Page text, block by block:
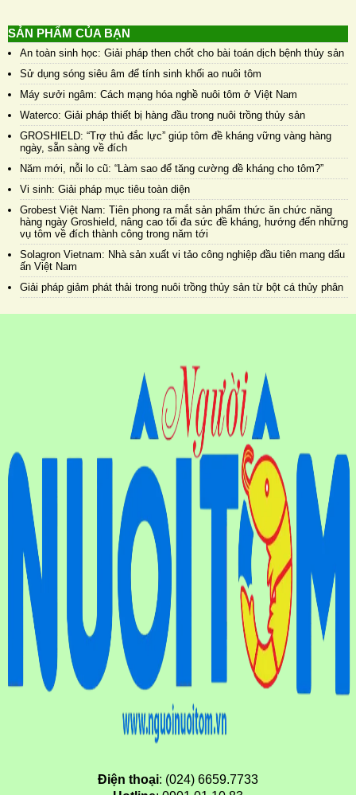
SẢN PHẨM CỦA BẠN
An toàn sinh học: Giải pháp then chốt cho bài toán dịch bệnh thủy sản
Sử dụng sóng siêu âm để tính sinh khối ao nuôi tôm
Máy sưởi ngâm: Cách mạng hóa nghề nuôi tôm ở Việt Nam
Waterco: Giải pháp thiết bị hàng đầu trong nuôi trồng thủy sản
GROSHIELD: “Trợ thủ đắc lực” giúp tôm đề kháng vững vàng hàng
ngày, sẵn sàng về đích
Năm mới, nỗi lo cũ: “Làm sao để tăng cường đề kháng cho tôm?”
Vi sinh: Giải pháp mục tiêu toàn diện
Grobest Việt Nam: Tiên phong ra mắt sản phẩm thức ăn chức năng
hàng ngày Groshield, nâng cao tối đa sức đề kháng, hướng đến những
vụ tôm về đích thành công trong năm tới
Solagron Vietnam: Nhà sản xuất vi tảo công nghiệp đầu tiên mang dấu
ấn Việt Nam
Giải pháp giảm phát thải trong nuôi trồng thủy sản từ bột cá thủy phân
Điện thoại: (024) 6659.7733